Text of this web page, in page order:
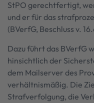
StPO gerechtfertigt,
und er für das
(BVerfG, Beschluss v.
Dazu führt das BVerfG
hinsichtlich der
dem Mailserver des
verhältnismäßig. Die
Strafverfolgung, die